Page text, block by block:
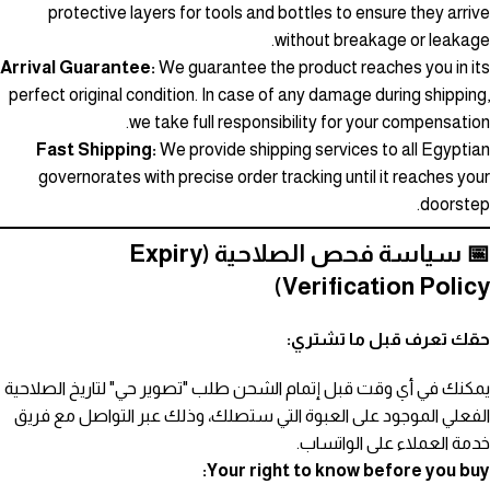
protective layers for tools and bottles to ensure they arrive
without breakage or leakage.
Arrival Guarantee: We guarantee the product reaches you in its
perfect original condition. In case of any damage during shipping,
we take full responsibility for your compensation.
Fast Shipping: We provide shipping services to all Egyptian
governorates with precise order tracking until it reaches your
doorstep.
📅 سياسة فحص الصلاحية (Expiry
Verification Policy)
حقك تعرف قبل ما تشتري:
يمكنك في أي وقت قبل إتمام الشحن طلب "تصوير حي" لتاريخ الصلاحية
الفعلي الموجود على العبوة التي ستصلك، وذلك عبر التواصل مع فريق
خدمة العملاء على الواتساب.
Your right to know before you buy: